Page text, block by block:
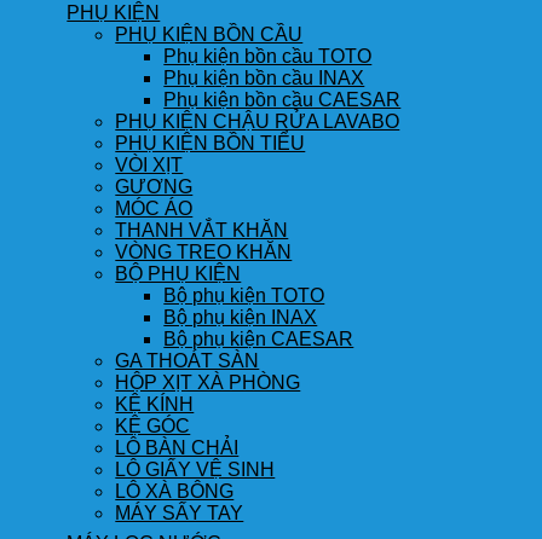
PHỤ KIỆN
PHỤ KIỆN BỒN CẦU
Phụ kiện bồn cầu TOTO
Phụ kiện bồn cầu INAX
Phụ kiện bồn cầu CAESAR
PHỤ KIỆN CHẬU RỬA LAVABO
PHỤ KIỆN BỒN TIỂU
VÒI XỊT
GƯƠNG
MÓC ÁO
THANH VẮT KHĂN
VÒNG TREO KHĂN
BỘ PHỤ KIỆN
Bộ phụ kiện TOTO
Bộ phụ kiện INAX
Bộ phụ kiện CAESAR
GA THOÁT SÀN
HỘP XỊT XÀ PHÒNG
KỆ KÍNH
KỆ GÓC
LÔ BÀN CHẢI
LÔ GIẤY VỆ SINH
LÔ XÀ BÔNG
MÁY SẤY TAY